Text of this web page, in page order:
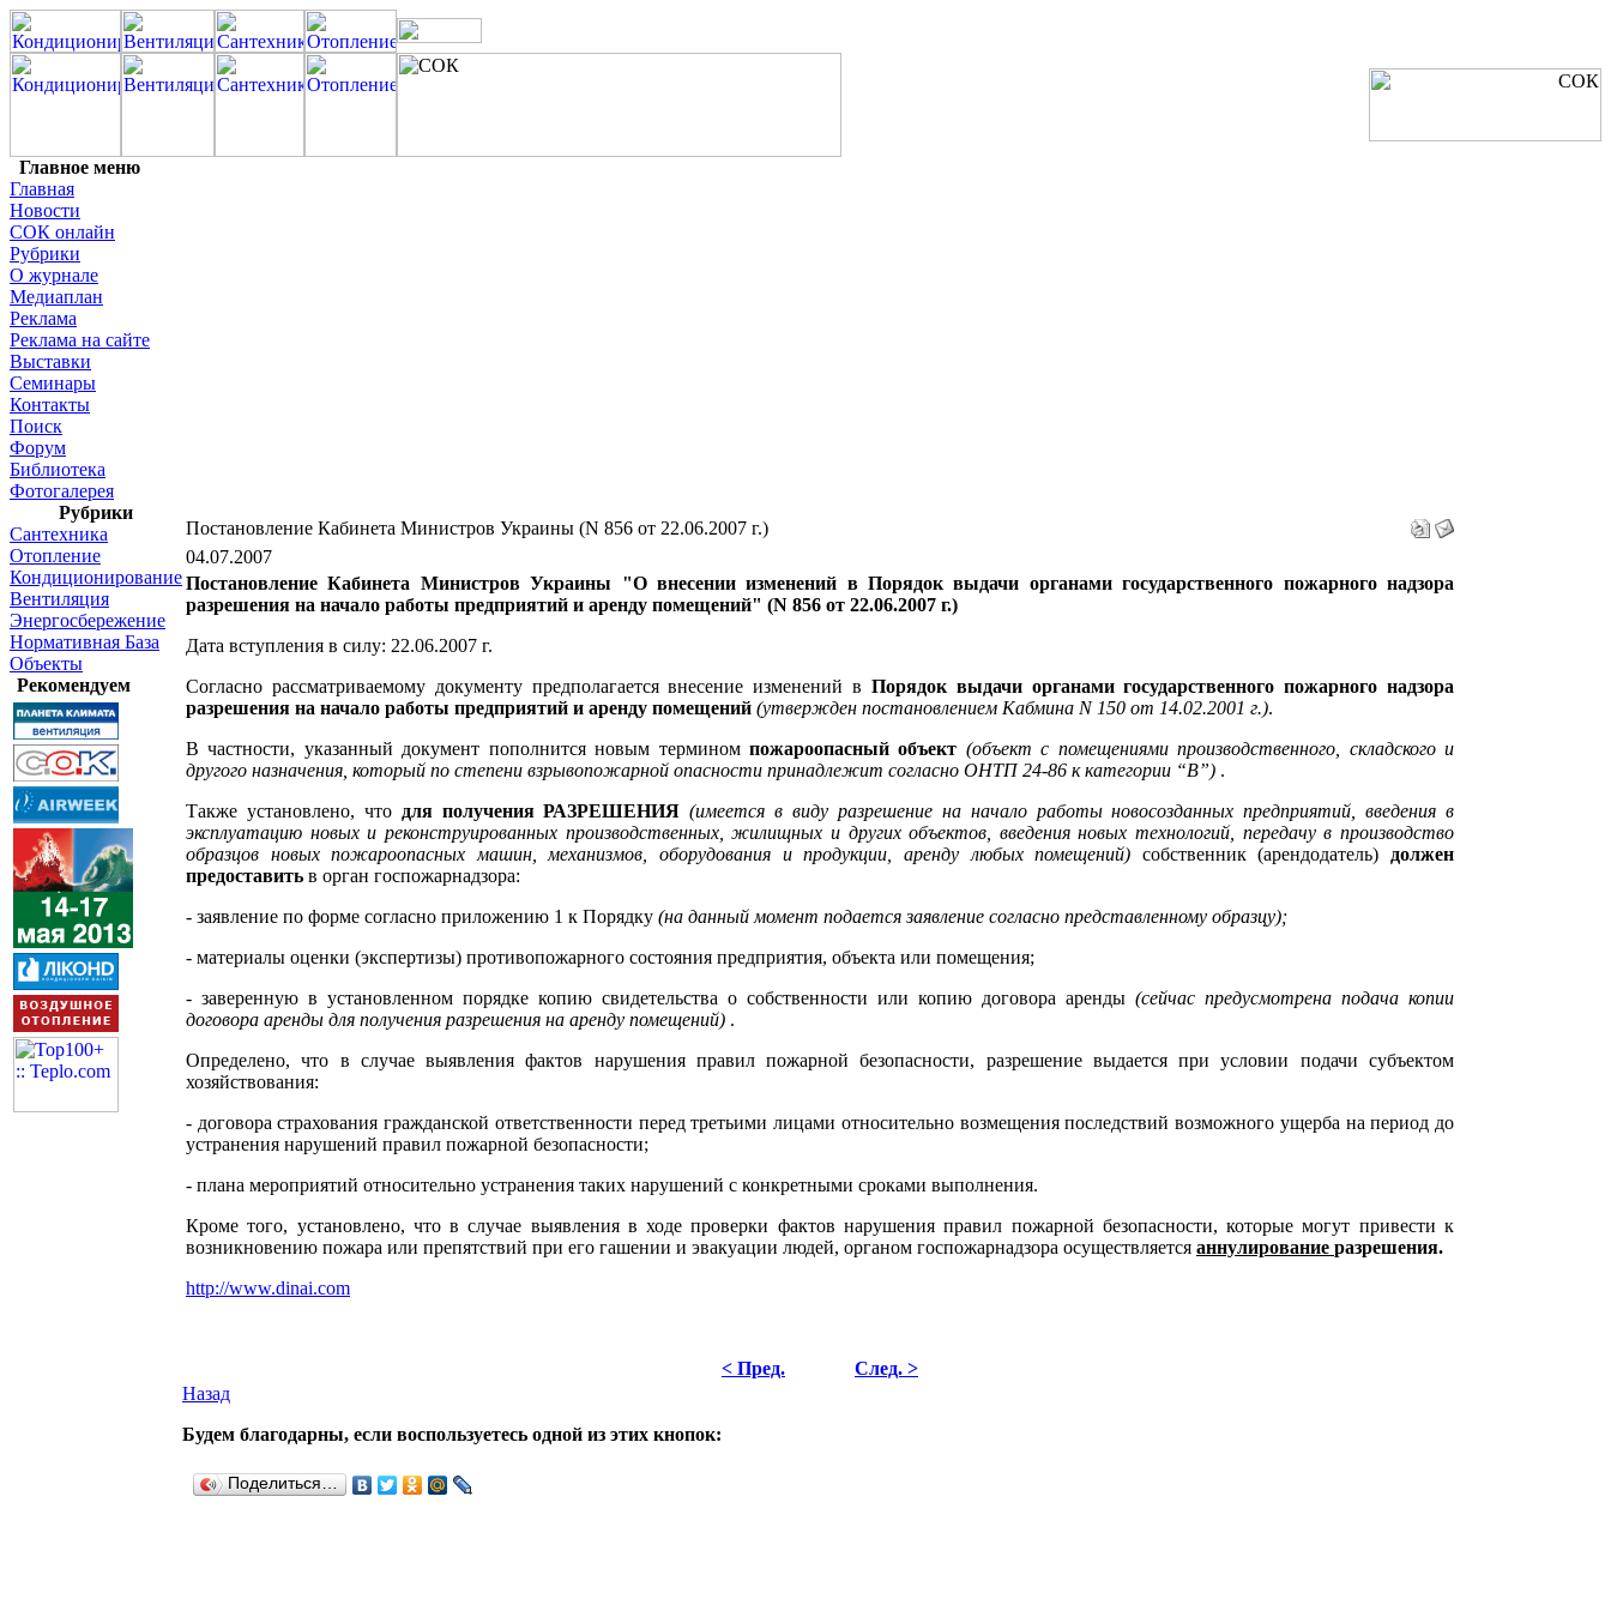
Главное меню
Главная
Новости
СОК онлайн
Рубрики
О журнале
Медиаплан
Реклама
Реклама на сайте
Выставки
Семинары
Контакты
Поиск
Форум
Библиотека
Фотогалерея
Рубрики
Сантехника
Отопление
Кондиционирование
Вентиляция
Энергосбережение
Нормативная База
Объекты
Рекомендуем
Постановление Кабинета Министров Украины (N 856 от 22.06.2007 г.)
04.07.2007
Постановление Кабинета Министров Украины "О внесении изменений в Порядок выдачи органами государственного пожарного надзора
разрешения на начало работы предприятий и аренду помещений" (N 856 от 22.06.2007 г.)
Дата вступления в силу: 22.06.2007 г.
Согласно рассматриваемому документу предполагается внесение изменений в Порядок выдачи органами государственного пожарного надзора
разрешения на начало работы предприятий и аренду помещений (утвержден постановлением Кабмина N 150 от 14.02.2001 г.).
В частности, указанный документ пополнится новым термином пожароопасный объект (объект с помещениями производственного, складского и
другого назначения, который по степени взрывопожарной опасности принадлежит согласно ОНТП 24-86 к категории “В”) .
Также установлено, что для получения РАЗРЕШЕНИЯ(имеется в виду разрешение на начало работы новосозданных предприятий, введения в
эксплуатацию новых и реконструированных производственных, жилищных и других объектов, введения новых технологий, передачу в производство
образцов новых пожароопасных машин, механизмов, оборудования и продукции, аренду любых помещений) собственник (арендодатель) должен
предоставить в орган госпожарнадзора:
- заявление по форме согласно приложению 1 к Порядку (на данный момент подается заявление согласно представленному образцу);
- материалы оценки (экспертизы) противопожарного состояния предприятия, объекта или помещения;
- заверенную в установленном порядке копию свидетельства о собственности или копию договора аренды (сейчас предусмотрена подача копии
договора аренды для получения разрешения на аренду помещений) .
Определено, что в случае выявления фактов нарушения правил пожарной безопасности, разрешение выдается при условии подачи субъектом
хозяйствования:
- договора страхования гражданской ответственности перед третьими лицами относительно возмещения последствий возможного ущерба на период до
устранения нарушений правил пожарной безопасности;
- плана мероприятий относительно устранения таких нарушений с конкретными сроками выполнения.
Кроме того, установлено, что в случае выявления в ходе проверки фактов нарушения правил пожарной безопасности, которые могут привести к
возникновению пожара или препятствий при его гашении и эвакуации людей, органом госпожарнадзора осуществляется аннулирование разрешения.
http://www.dinai.com
< Пред.
След. >
Назад
Будем благодарны, если воспользуетесь одной из этих кнопок:
Поделиться…